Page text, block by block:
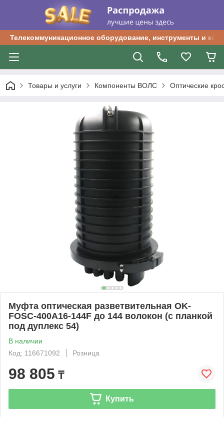
Телекоммуникационное оборудование, инструменты и
Товары и услуги Компоненты ВОЛС Оптические
Муфта оптическая разветвительная OK-
FOSC-400A16-144F до 144 волокон (с планкой
под дуплекс 54)
В наличии
Код: 116671092
Розница
98 805 ₸
Купить